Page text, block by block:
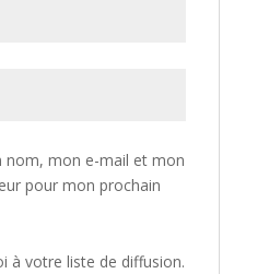
nom, mon e-mail et mon
pour mon prochain
à votre liste de diffusion.